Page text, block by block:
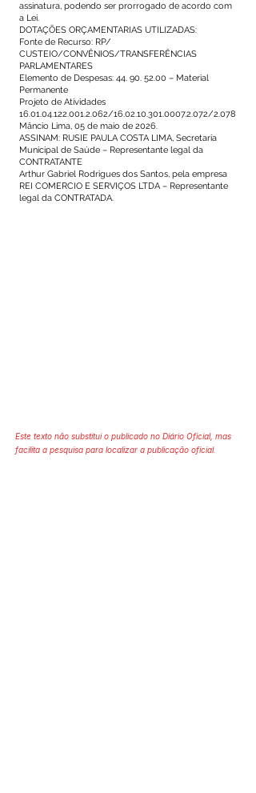
assinatura, podendo ser prorrogado de acordo com
a Lei.
DOTAÇÕES ORÇAMENTARIAS UTILIZADAS:
Fonte de Recurso: RP/
CUSTEIO/CONVÊNIOS/TRANSFERÊNCIAS
PARLAMENTARES
Elemento de Despesas: 44. 90. 52.00 – Material
Permanente
Projeto de Atividades
16.01.04.122.001.2.062/16.02.10.301.0007.2.072/2.078
Mâncio Lima, 05 de maio de 2026.
ASSINAM: RUSIE PAULA COSTA LIMA, Secretaria
Municipal de Saúde – Representante legal da
CONTRATANTE
Arthur Gabriel Rodrigues dos Santos, pela empresa
REI COMERCIO E SERVIÇOS LTDA – Representante
legal da CONTRATADA.
Este texto não substitui o publicado no Diário Oficial, mas
facilita a pesquisa para localizar a publicação oficial.